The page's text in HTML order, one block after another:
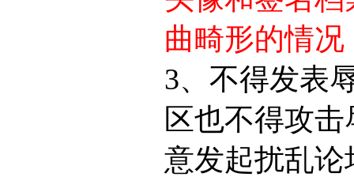
曲畸形的情况
3、不得发表
区也不得攻
意发起扰乱